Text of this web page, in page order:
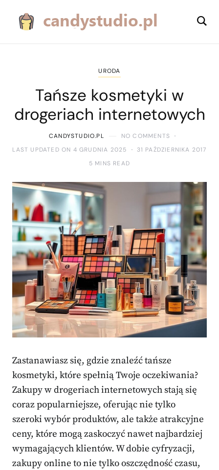
URODA
Tańsze kosmetyki w
drogeriach internetowych
CANDYSTUDIO.PL
NO COMMENTS
LAST UPDATED ON 4 GRUDNIA 2025
31 PAŹDZIERNIKA 2017
5 MINS READ
Zastanawiasz się, gdzie znaleźć tańsze
kosmetyki, które spełnią Twoje oczekiwania?
Zakupy w drogeriach internetowych stają się
coraz popularniejsze, oferując nie tylko
szeroki wybór produktów, ale także atrakcyjne
ceny, które mogą zaskoczyć nawet najbardziej
wymagających klientów. W dobie cyfryzacji,
zakupy online to nie tylko oszczędność czasu,